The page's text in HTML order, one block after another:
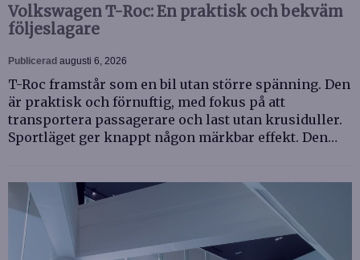
Volkswagen T-Roc: En praktisk och bekväm
följeslagare
Publicerad augusti 6, 2026
T-Roc framstår som en bil utan större spänning. Den
är praktisk och förnuftig, med fokus på att
transportera passagerare och last utan krusiduller.
Sportläget ger knappt någon märkbar effekt. Den…